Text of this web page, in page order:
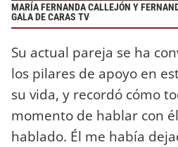
MARÍA FERNANDA CALLEJÓN Y
GALA DE CARAS TV
Su actual pareja se ha
los pilares de apoyo en
su vida, y recordó cómo
momento de hablar con
hablado. Él me había